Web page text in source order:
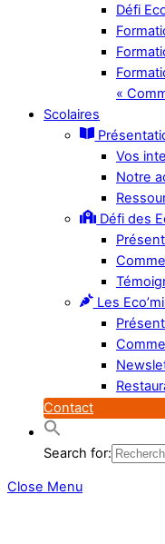
Défi
«
Scolaires
Vos
Notre
Défi des
Les
Contact
Search for:
Close Menu